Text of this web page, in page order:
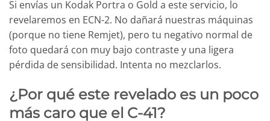
Si envías un Kodak Portra o Gold a este servicio, lo
revelaremos en ECN-2. No dañará nuestras máquinas
(porque no tiene Remjet), pero tu negativo normal de
foto quedará con muy bajo contraste y una ligera
pérdida de sensibilidad. Intenta no mezclarlos.
¿Por qué este revelado es un poco
más caro que el C-41?